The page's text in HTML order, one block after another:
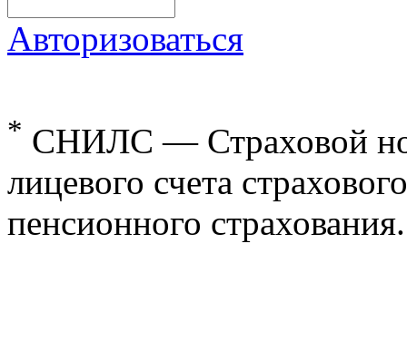
Авторизоваться
* СНИЛС — Страховой
лицевого счета
пенсионного страхования.